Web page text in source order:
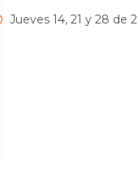
Jueves 14, 21 y 28 de